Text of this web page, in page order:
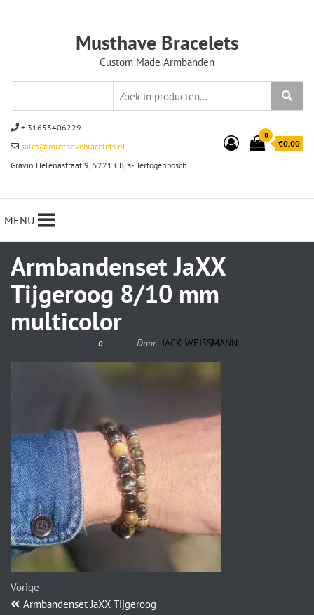
Musthave Bracelets
Custom Made Armbanden
+ 31653406229
sales@musthavebracelets.nl
Gravin Helenastraat 9, 5221 CB, ‘s-Hertogenbosch
0
€0,00
MENU
Armbandenset JaXX
Tijgeroog 8/10 mm
multicolor
0 Door JACK WEISSMANN
Vorige
Armbandenset JaXX Tijgeroog